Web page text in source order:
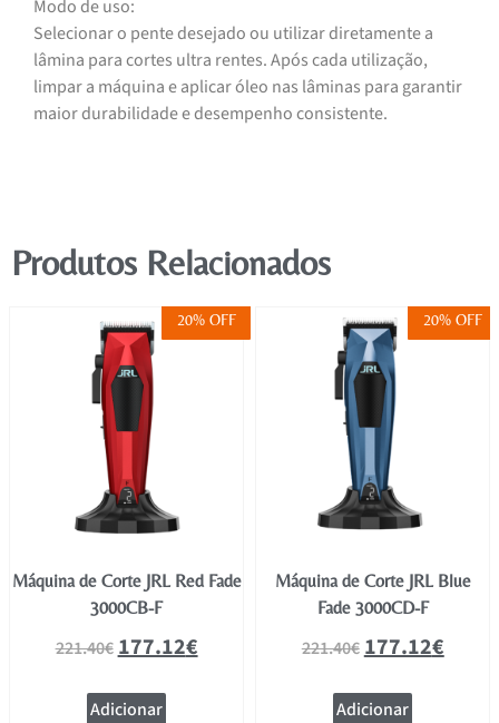
Modo de uso:
Selecionar o pente desejado ou utilizar diretamente a
lâmina para cortes ultra rentes. Após cada utilização,
limpar a máquina e aplicar óleo nas lâminas para garantir
maior durabilidade e desempenho consistente.
Produtos Relacionados
20% OFF
Máquina de Corte JRL Red Fade
3000CB-F
221.40€ 177.12€
Adicionar
20% OFF
Máquina de Corte JRL Blue
Fade 3000CD-F
221.40€ 177.12€
Adicionar